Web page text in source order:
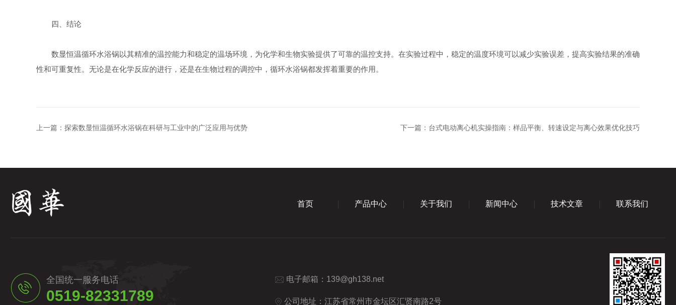
四、结论
数显恒温循环水浴锅以其精准的温控能力和稳定的温场环境，为化学和生物实验提供了可靠的温控支持。在实验过程中，稳定的温度环境可以减少实验误差，提高实验结果的准确
性和可重复性。无论是在化学反应的进行，还是在生物过程的调控中，循环水浴锅都发挥着重要的作用。
上一篇： 探索数显恒温循环水浴锅在科研与工业中的广泛应用与优势 下一篇： 台式电动离心机实操指南：样品平衡、转速设定与离心效果优化技巧
首页 产品中心 关于我们 新闻中心 技术文章 联系我们
全国统一服务电话
0519-82331789
电子邮箱： 139@gh138.net
公司地址：江苏省常州市金坛区汇贤南路2号